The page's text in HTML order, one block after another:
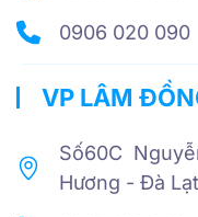
0906 020 090
VP LÂM
Số60C
Hương - Đà